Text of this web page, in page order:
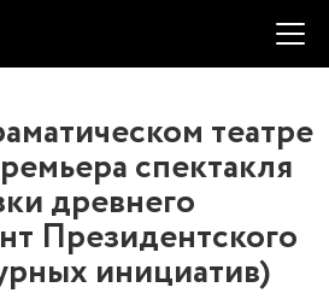
театре
спектакля
древнего
Президентского
инициатив)